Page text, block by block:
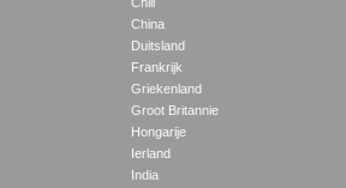
China
Duitsland
Frankrijk
Griekenland
Groot Britannie
Hongarije
Ierland
India